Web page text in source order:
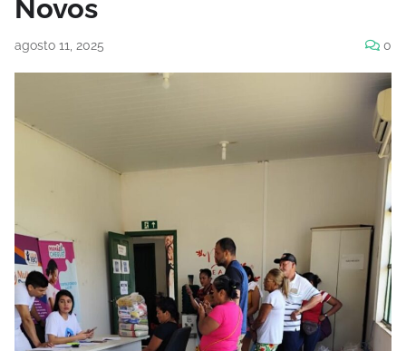
Novos
agosto 11, 2025 0